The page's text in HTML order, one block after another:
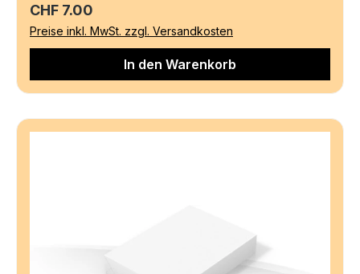
Regulärer Preis:
CHF 7.00
Preise inkl. MwSt. zzgl. Versandkosten
In den Warenkorb